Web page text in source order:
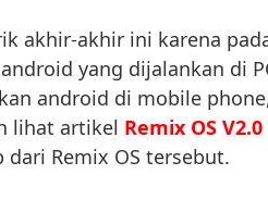
akhir-akhir ini karena
yang dijalankan di
android di mobile
lihat artikel Remix OS V2.0
Remix OS tersebut.